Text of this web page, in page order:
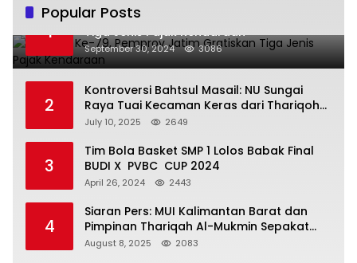
Popular Posts
1
Hari Jadi Ke-79, Pemprov Jatim Gratiskan
Tiga Jenis Pajak Kendaraan
September 30, 2024 3086
2
Kontroversi Bahtsul Masail: NU Sungai
Raya Tuai Kecaman Keras dari Thariqoh
Al Mu’min
July 10, 2025 2649
3
Tim Bola Basket SMP 1 Lolos Babak Final
BUDI X PVBC CUP 2024
April 26, 2024 2443
4
Siaran Pers: MUI Kalimantan Barat dan
Pimpinan Thariqah Al-Mukmin Sepakat
Jaga Umat
August 8, 2025 2083